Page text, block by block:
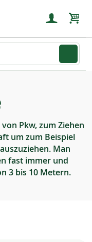
Pkw, zum Ziehen
um zum Beispiel
Man
fast immer und
3 bis 10 Metern.